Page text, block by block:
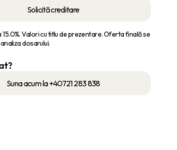
Solicită creditare
Valori cu titlu de prezentare. Oferta finală se
dosarului.
Suna acum la +40721 283 838